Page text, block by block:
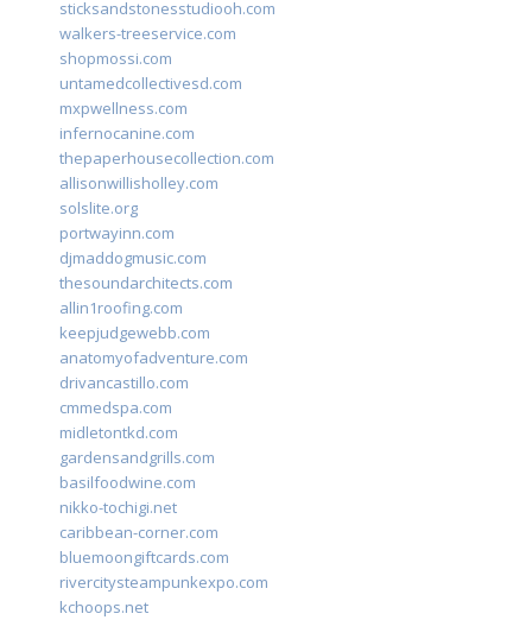
sticksandstonesstudiooh.com
walkers-treeservice.com
shopmossi.com
untamedcollectivesd.com
mxpwellness.com
infernocanine.com
thepaperhousecollection.com
allisonwillisholley.com
solslite.org
portwayinn.com
djmaddogmusic.com
thesoundarchitects.com
allin1roofing.com
keepjudgewebb.com
anatomyofadventure.com
drivancastillo.com
cmmedspa.com
midletontkd.com
gardensandgrills.com
basilfoodwine.com
nikko-tochigi.net
caribbean-corner.com
bluemoongiftcards.com
rivercitysteampunkexpo.com
kchoops.net